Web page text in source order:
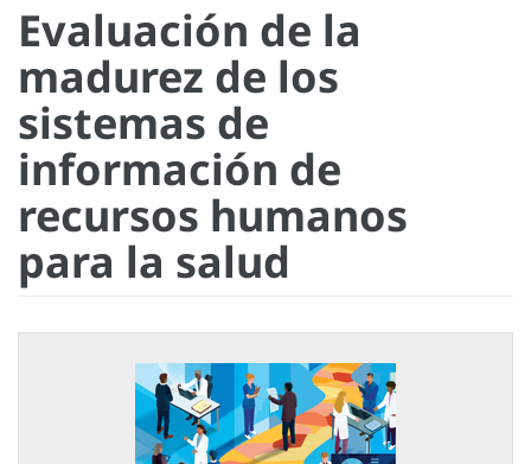
Evaluación de la
madurez de los
sistemas de
información de
recursos humanos
para la salud